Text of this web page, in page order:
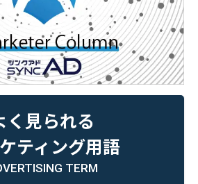
く見られる
ティング用語
TERM